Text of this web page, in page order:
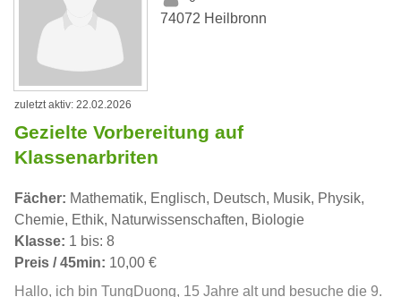
74072 Heilbronn
zuletzt aktiv: 22.02.2026
Gezielte Vorbereitung auf
Klassenarbriten
Fächer: Mathematik, Englisch, Deutsch, Musik, Physik,
Chemie, Ethik, Naturwissenschaften, Biologie
Klasse: 1 bis: 8
Preis / 45min: 10,00 €
Hallo, ich bin TungDuong, 15 Jahre alt und besuche die 9.